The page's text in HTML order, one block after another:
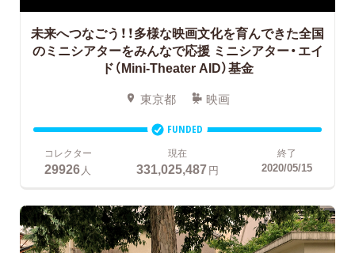
未来へつなごう！！多様な映画文化を育んできた全国
のミニシアターをみんなで応援ミニシアター・エイ
ド（Mini-Theater AID）基金
東京都 映画
FUNDED
コレクター
29926 人
現在
331,025,487円
終了
2020/05/15